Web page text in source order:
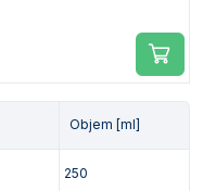
Objem [ml]
250